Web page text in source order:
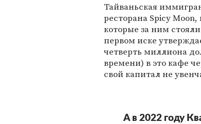
Тайваньская
ресторана Spicy
которые за ним
первом иске
четверть миллиона
времени) в это кафе
свой капитал не
А в 2022 году